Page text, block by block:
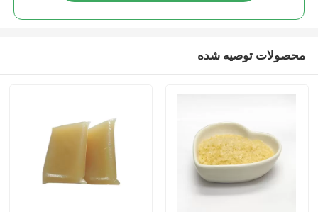
محصولات توصیه شده